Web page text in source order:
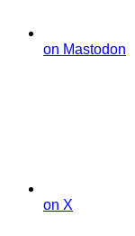
on Mastodon
on X